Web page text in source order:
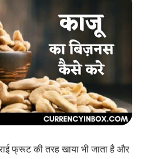
फ्रूट की तरह खाया भी जाता है और